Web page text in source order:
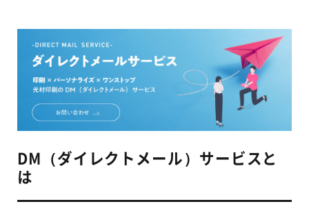
DM（ダイレクトメール）サービスと
は